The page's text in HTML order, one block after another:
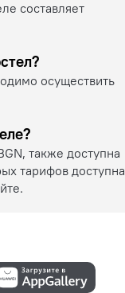
составляет
заезд и выезд в хостел?
осуществить
в хостеле?
также доступна
тарифов доступна